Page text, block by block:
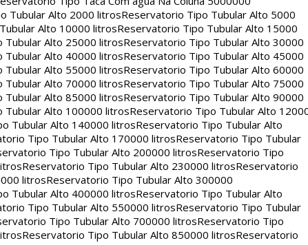
Tubular Alto 2000 litrosReservatorio Tipo Tubular Alto 5000
Alto 10000 litrosReservatorio Tipo Tubular Alto 15000
Tubular Alto 25000 litrosReservatorio Tipo Tubular Alto 30000
Tubular Alto 40000 litrosReservatorio Tipo Tubular Alto 45000
Tubular Alto 55000 litrosReservatorio Tipo Tubular Alto 60000
Tubular Alto 70000 litrosReservatorio Tipo Tubular Alto 75000
Tubular Alto 85000 litrosReservatorio Tipo Tubular Alto 90000
Tubular Alto 100000 litrosReservatorio Tipo Tubular Alto
Tubular Alto 140000 litrosReservatorio Tipo Tubular Alto
Tipo Tubular Alto 170000 litrosReservatorio Tipo Tubular
Tipo Tubular Alto 200000 litrosReservatorio Tipo
Reservatorio Tipo Tubular Alto 230000 litrosReservatorio
litrosReservatorio Tipo Tubular Alto 300000
Tubular Alto 400000 litrosReservatorio Tipo Tubular Alto
Tipo Tubular Alto 550000 litrosReservatorio Tipo Tubular
Tipo Tubular Alto 700000 litrosReservatorio Tipo
Reservatorio Tipo Tubular Alto 850000 litrosReservatorio